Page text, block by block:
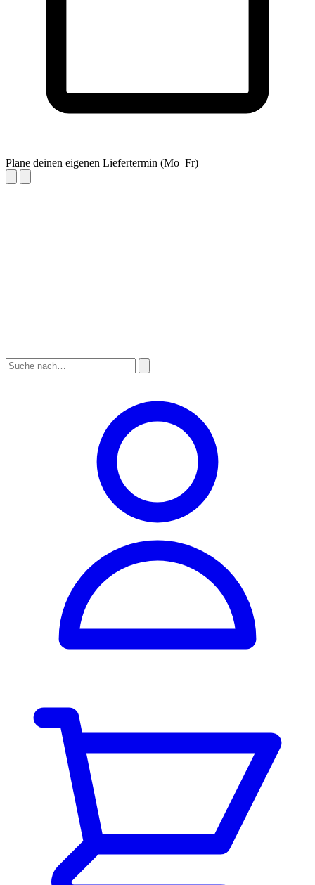
Plane deinen eigenen Liefertermin (Mo–Fr)